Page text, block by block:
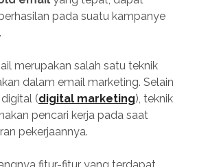
pada suatu kampanye
.
merupakan salah satu teknik
dalam email marketing. Selain
(digital marketing), teknik
pencari kerja pada saat
pekerjaannya.